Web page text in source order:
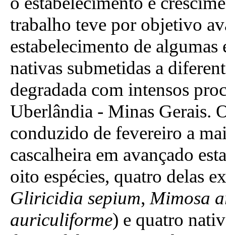
trabalho teve por objetivo
estabelecimento de algumas
nativas submetidas a
degradada com intensos
Uberlândia - Minas Gerais.
conduzido de fevereiro a
cascalheira em avançado
oito espécies, quatro delas
Gliricidia sepium,Mimosa
auriculiforme) e quatro